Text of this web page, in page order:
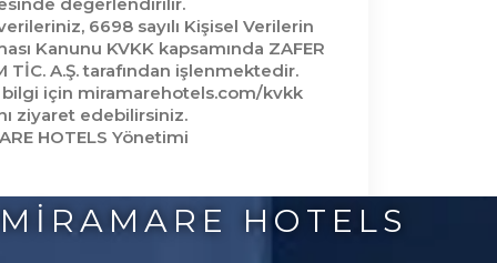
6698 sayılı Kişisel Verilerin
Kanunu KVKK kapsamında ZAFER
TİC. A.Ş. tarafından işlenmektedir.
bilgi için miramarehotels.com/kvkk
ziyaret edebilirsiniz.
HOTELS Yönetimi
MIRAMARE HOTELS